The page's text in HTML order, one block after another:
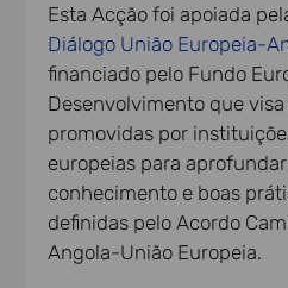
Esta Acção foi apoiada
Diálogo União Europeia-
financiado pelo Fundo
Desenvolvimento que
promovidas por
europeias para
conhecimento e boas
definidas pelo Acordo
Angola-União Europeia.